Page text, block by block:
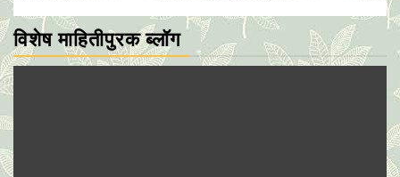
विशेष माहितीपुरक ब्लॉग